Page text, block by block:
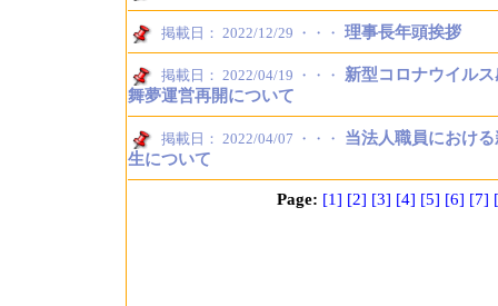
掲載日： 2022/12/29 ・・・ 理事長年頭挨拶
掲載日： 2022/04/19 ・・・
新型コロナウイル
舞夢運営再開について
掲載日： 2022/04/07 ・・・
当法人職員におけ
生について
Page: [1] [2] [3] [4] [5] [6] [7]